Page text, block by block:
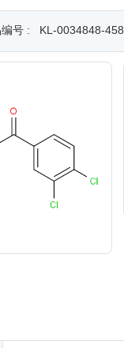
号 : KL-0034848-458